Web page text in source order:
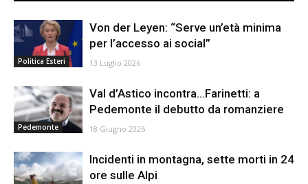
Politica Esteri
Von der Leyen: “Serve un’età minima
per l’accesso ai social”
13 Luglio 2026
Pedemonte
Val d’Astico incontra…Farinetti: a
Pedemonte il debutto da romanziere
18 Giugno 2026
Incidenti in montagna, sette morti in 24
ore sulle Alpi